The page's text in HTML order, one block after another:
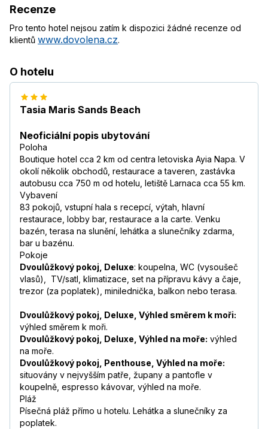
Recenze
Pro tento hotel nejsou zatím k dispozici žádné recenze od
klientů www.dovolena.cz.
O hotelu
Tasia Maris Sands Beach
Neoficiální popis ubytování
Poloha
Boutique hotel cca 2 km od centra letoviska Ayia Napa. V
okolí několik obchodů, restaurace a taveren, zastávka
autobusu cca 750 m od hotelu, letiště Larnaca cca 55 km.
Vybavení
83 pokojů, vstupní hala s recepcí, výtah, hlavní
restaurace, lobby bar, restaurace a la carte. Venku
bazén, terasa na slunění, lehátka a slunečníky zdarma,
bar u bazénu.
Pokoje
Dvoulůžkový pokoj, Deluxe: koupelna, WC (vysoušeč
vlasů), TV/satl, klimatizace, set na přípravu kávy a čaje,
trezor (za poplatek), minilednička, balkon nebo terasa.
Dvoulůžkový pokoj, Deluxe, Výhled směrem k moři:
výhled směrem k moři.
Dvoulůžkový pokoj, Deluxe, Výhled na moře: výhled
na moře.
Dvoulůžkový pokoj, Penthouse, Výhled na moře:
situovány v nejvyšším patře, župany a pantofle v
koupelně, espresso kávovar, výhled na moře.
Pláž
Písečná pláž přímo u hotelu. Lehátka a slunečníky za
poplatek.